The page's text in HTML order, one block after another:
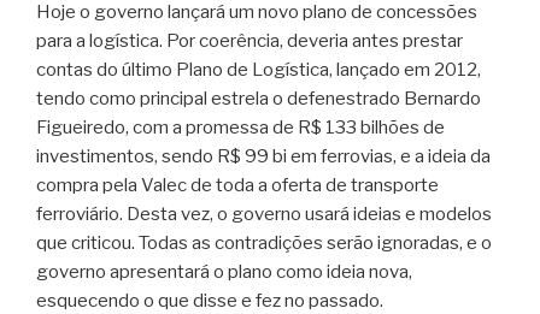
Hoje o governo lançará um novo plano de concessões
para a logística. Por coerência, deveria antes prestar
contas do último Plano de Logística, lançado em 2012,
tendo como principal estrela o defenestrado Bernardo
Figueiredo, com a promessa de R$ 133 bilhões de
investimentos, sendo R$ 99 bi em ferrovias, e a ideia da
compra pela Valec de toda a oferta de transporte
ferroviário. Desta vez, o governo usará ideias e modelos
que criticou. Todas as contradições serão ignoradas, e o
governo apresentará o plano como ideia nova,
esquecendo o que disse e fez no passado.